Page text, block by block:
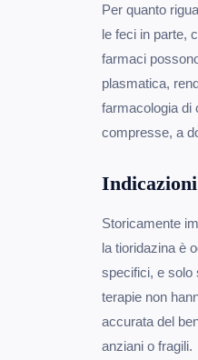
Per quanto
le feci in parte,
farmaci
plasmatica,
farmacologia di
compresse, a
Storicamente
la tioridazina è
specifici, e solo
terapie non
accurata del
anziani o fragili.